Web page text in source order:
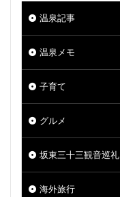
温泉記事
温泉メモ
子育て
グルメ
坂東三十三観音巡礼
海外旅行